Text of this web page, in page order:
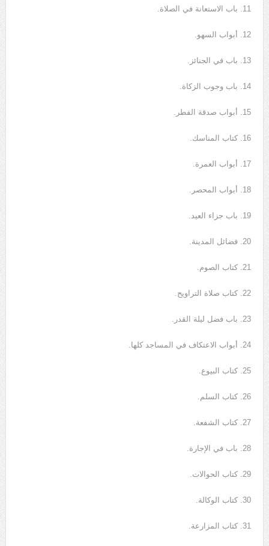
11. باب الاستعانة في الصلاة.
12. أبواب السهو.
13. باب في الجنائز.
14. باب وجوب الزكاة.
15. أبواب صدقة الفطر.
16. كتاب المناسك.
17. أبواب العمرة.
18. أبواب المحصر.
19. باب جزاء العيد.
20. فضائل المدينة.
21. كتاب الصوم.
22. كتاب صلاة التراويح.
23. باب فضل ليلة القدر.
24. أبواب الاعتكاف في المساجد كلها.
25. كتاب البيوع.
26. كتاب السلم.
27. كتاب الشفعة.
28. باب في الإجارة.
29. كتاب الحوالات.
30. كتاب الوكالة.
31. كتاب المزارعة.